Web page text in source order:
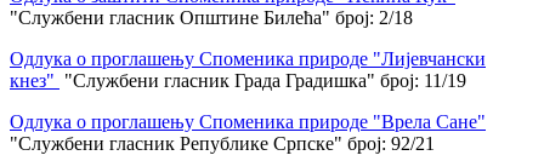
"Службени гласник Општине Билећа" број: 2/18
Одлука о проглашењу Споменика природе "Лијевчански
кнез" "Службени гласник Града Градишка" број: 11/19
Одлука о проглашењу Споменика природе "Врела Сане"
"Службени гласник Републике Српске" број: 92/21